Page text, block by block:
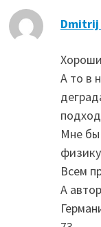
Dmitrij
А то в
Мне бы
Всем
А